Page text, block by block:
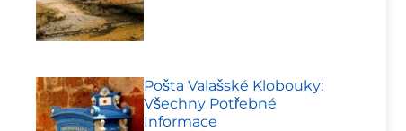
Pošta Valašské Klobouky:
Všechny Potřebné
Informace